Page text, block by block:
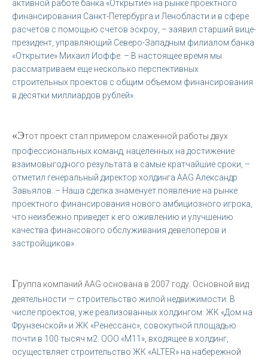
активной работе банка «Открытие» на рынке проектного
финансирования Санкт-Петербурга и Ленобласти и в сфере
расчетов с помощью счетов эскроу, – заявил старший вице-
президент, управляющий Северо-Западным филиалом банка
«Открытие» Михаил Иоффе. – В настоящее время мы
рассматриваем еще несколько перспективных
строительных проектов с общим объемом финансирования
в десятки миллиардов рублей».
«Этот проект стал примером слаженной работы двух
профессиональных команд, нацеленных на достижение
взаимовыгодного результата в самые кратчайшие сроки, –
отметил генеральный директор холдинга AAG Александр
Завьялов. – Наша сделка знаменует появление на рынке
проектного финансирования нового амбициозного игрока,
что неизбежно приведет к его оживлению и улучшению
качества финансового обслуживания девелоперов и
застройщиков».
Группа компаний AAG основана в 2007 году. Основной вид
деятельности — строительство жилой недвижимости. В
числе проектов, уже реализованных холдингом: ЖК «Дом на
Фрунзенской» и ЖК «Ренессанс», совокупной площадью
почти в 100 тысяч м2. ООО «М11», входящее в холдинг,
осуществляет строительство ЖК «ALTER» на набережной